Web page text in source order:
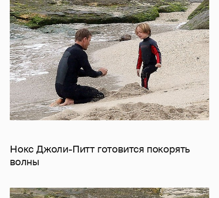
Нокс Джоли-Питт готовится покорять
волны